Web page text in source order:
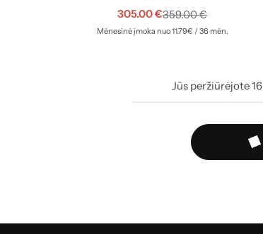
359.00€
305.00€
Mėnesinė įmoka nuo 11.79€ / 36 mėn.
Jūs peržiūrėjote16